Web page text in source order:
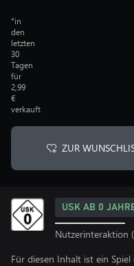
*in
den
letzten
30
Tagen
für
2,99
€
verkauft
ZUR
USK AB 0
Nutzerinteraktion
Für diesen Inhalt ist ein